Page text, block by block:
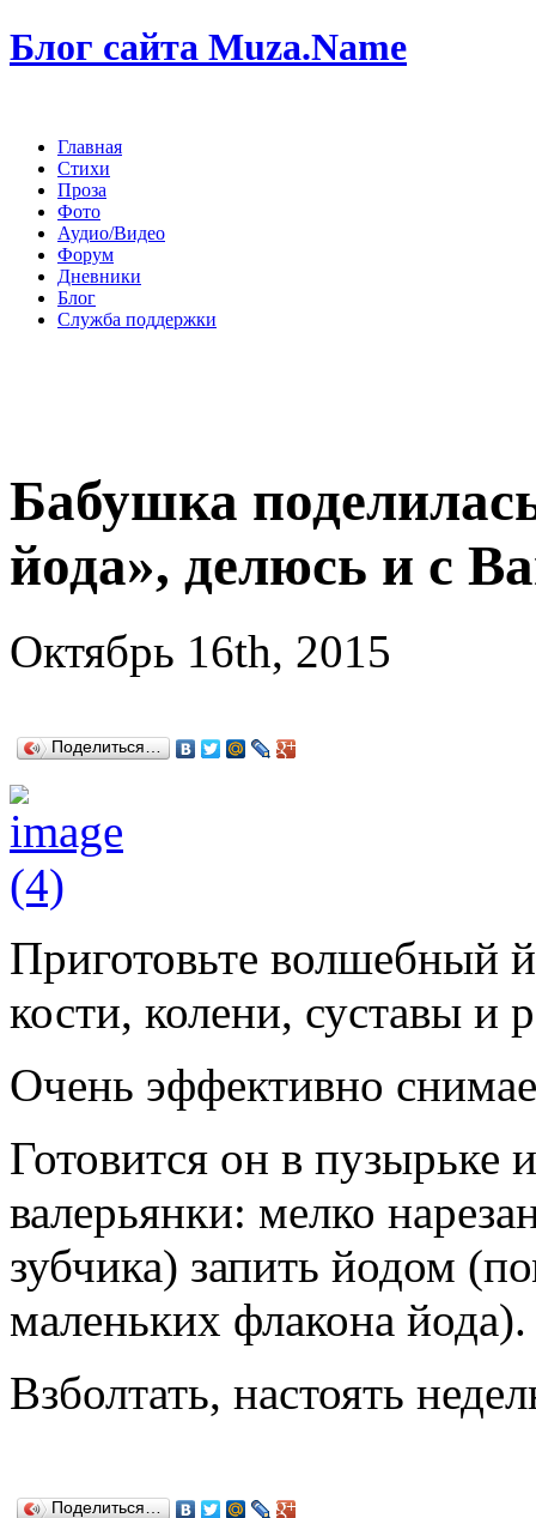
Блог сайта Muza.Name
Главная
Стихи
Проза
Фото
Аудио/Видео
Форум
Дневники
Блог
Служба поддержки
Бабушка
йода», делюсь и с
Октябрь 16th, 2015
Поделиться…
Приготовьте волшебный
кости, колени, суставы и
Очень эффективно
Готовится он в пузырьке
валерьянки: мелко
зубчика) запить йодом
маленьких флакона йода).
Взболтать, настоять
Поделиться…